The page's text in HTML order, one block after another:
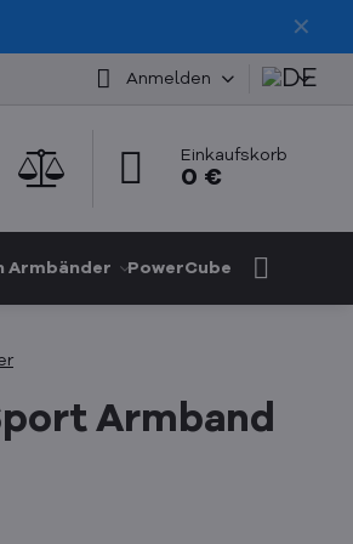
✕
Anmelden
Einkaufskorb
0 €
Armbänder PowerCube
Armband